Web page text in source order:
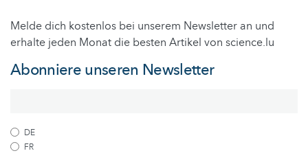
Melde dich kostenlos bei unserem Newsletter an und
erhalte jeden Monat die besten Artikel von science.lu
Abonniere unseren Newsletter
DE
FR